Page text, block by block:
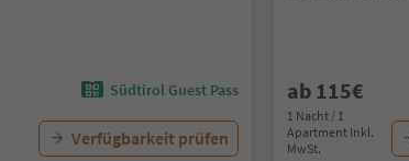
Südtirol Guest Pass
Verfügbarkeit prüfen
ab 115€
1 Nacht / 1
Apartment Inkl.
MwSt.